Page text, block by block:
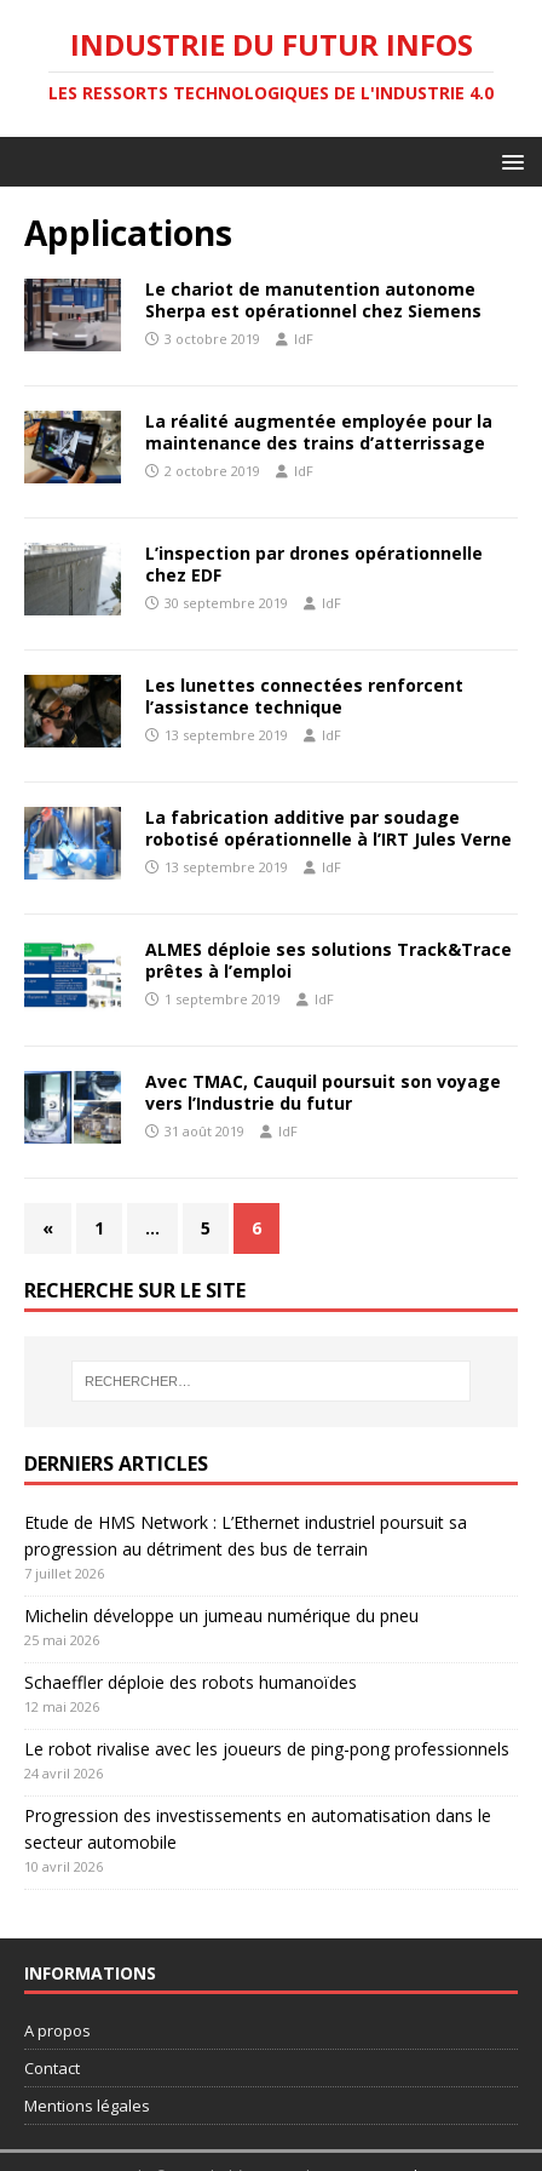
INDUSTRIE DU FUTUR INFOS
LES RESSORTS TECHNOLOGIQUES DE L'INDUSTRIE 4.0
Applications
Le chariot de manutention autonome
Sherpa est opérationnel chez Siemens
3 octobre 2019 IdF
La réalité augmentée employée pour la
maintenance des trains d’atterrissage
2 octobre 2019 IdF
L’inspection par drones opérationnelle
chez EDF
30 septembre 2019 IdF
Les lunettes connectées renforcent
l’assistance technique
13 septembre 2019 IdF
La fabrication additive par soudage
robotisé opérationnelle à l’IRT Jules Verne
13 septembre 2019 IdF
ALMES déploie ses solutions Track&Trace
prêtes à l’emploi
1 septembre 2019 IdF
Avec TMAC, Cauquil poursuit son voyage
vers l’Industrie du futur
31 août 2019 IdF
« 1 … 5 6
RECHERCHE SUR LE SITE
DERNIERS ARTICLES
Etude de HMS Network : L’Ethernet industriel poursuit sa
progression au détriment des bus de terrain
7 juillet 2026
Michelin développe un jumeau numérique du pneu
25 mai 2026
Schaeffler déploie des robots humanoïdes
12 mai 2026
Le robot rivalise avec les joueurs de ping-pong professionnels
24 avril 2026
Progression des investissements en automatisation dans le
secteur automobile
10 avril 2026
INFORMATIONS
A propos
Contact
Mentions légales